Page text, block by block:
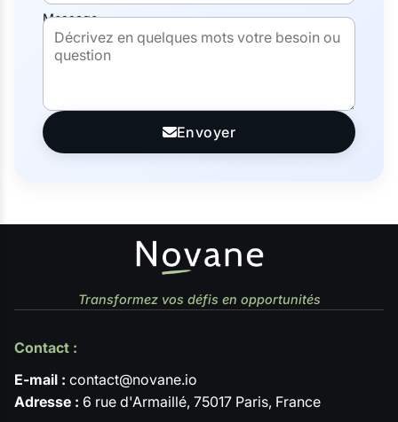
Message
Envoyer
Transformez vos défis en opportunités
Contact :
E-mail : contact@novane.io
Adresse : 6 rue d'Armaillé, 75017 Paris, France